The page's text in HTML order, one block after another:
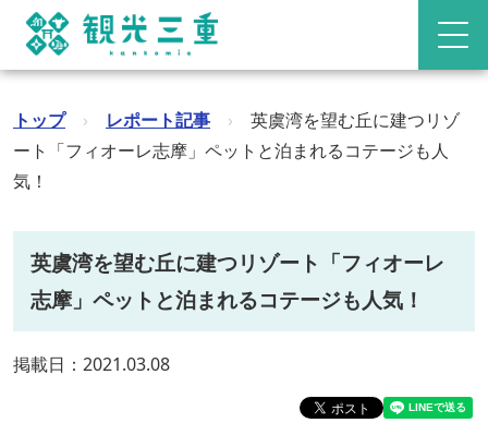
トップ › レポート記事 ›
英虞湾を望む丘に建つリゾ
ート「フィオーレ志摩」ペットと泊まれるコテージも人
気！
英虞湾を望む丘に建つリゾート「フィオーレ
志摩」ペットと泊まれるコテージも人気！
掲載日：2021.03.08